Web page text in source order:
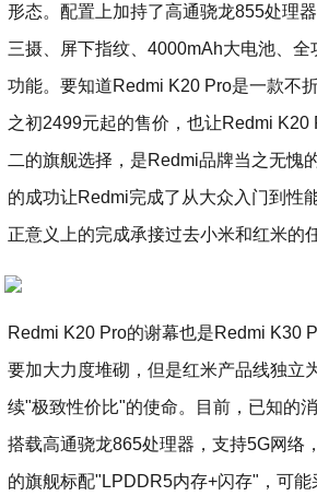
形态。配置上加持了高通骁龙855处理
三摄、屏下指纹、4000mAh大电池、
功能。要知道Redmi K20 Pro是一款不
之初2499元起的售价，也让Redmi K20
二的旗舰选择，是Redmi品牌当之无愧
的成功让Redmi完成了从大众入门到性
正意义上的完成承接过去小米和红米的
Redmi K20 Pro的谢幕也是Redmi K30
要加大力度堆砌，但是红米产品线独立
续"极致性价比"的使命。目前，已知的
搭载高通骁龙865处理器，支持5G网络
的旗舰标配"LPDDR5内存+闪存"，可能